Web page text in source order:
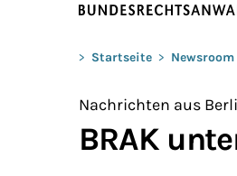
Sie befinden sich hier:
> Startseite > Newsroom
Nachrichten aus
BRAK